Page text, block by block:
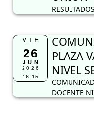
VIE
26
JUN
2026
16:15
PLAZA
NIVEL
DOCENTE